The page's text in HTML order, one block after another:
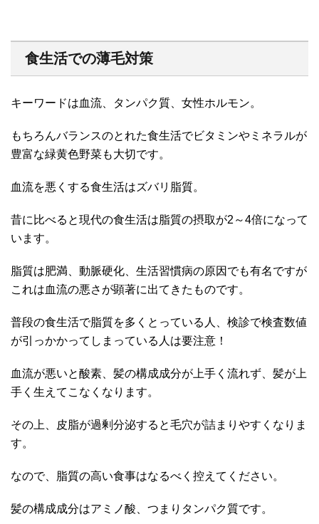
食生活での薄毛対策
キーワードは血流、タンパク質、女性ホルモン。
もちろんバランスのとれた食生活でビタミンやミネラルが
豊富な緑黄色野菜も大切です。
血流を悪くする食生活はズバリ脂質。
昔に比べると現代の食生活は脂質の摂取が2～4倍になって
います。
脂質は肥満、動脈硬化、生活習慣病の原因でも有名ですが
これは血流の悪さが顕著に出てきたものです。
普段の食生活で脂質を多くとっている人、検診で検査数値
が引っかかってしまっている人は要注意！
血流が悪いと酸素、髪の構成成分が上手く流れず、髪が上
手く生えてこなくなります。
その上、皮脂が過剰分泌すると毛穴が詰まりやすくなりま
す。
なので、脂質の高い食事はなるべく控えてください。
髪の構成成分はアミノ酸、つまりタンパク質です。